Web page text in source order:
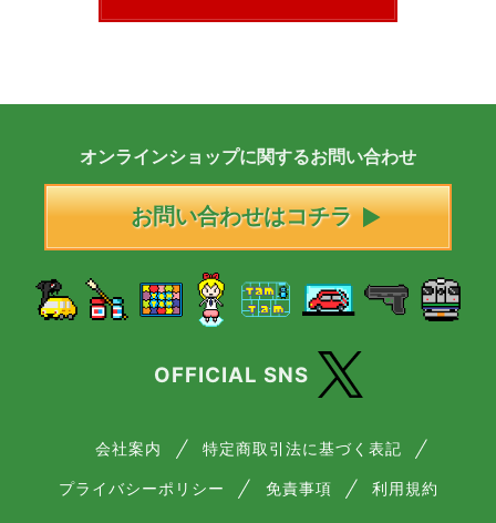
オンラインショップに関するお問い合わせ
お問い合わせはコチラ
OFFICIAL SNS
会社案内 特定商取引法に基づく表記
プライバシーポリシー 免責事項 利用規約